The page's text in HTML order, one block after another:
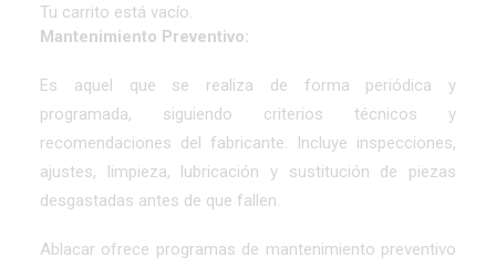
Tu carrito está vacío.
Mantenimiento Preventivo:
Es aquel que se realiza de forma periódica y
programada, siguiendo criterios técnicos y
recomendaciones del fabricante. Incluye inspecciones,
ajustes, limpieza, lubricación y sustitución de piezas
desgastadas antes de que fallen.
Ablacar ofrece programas de mantenimiento preventivo